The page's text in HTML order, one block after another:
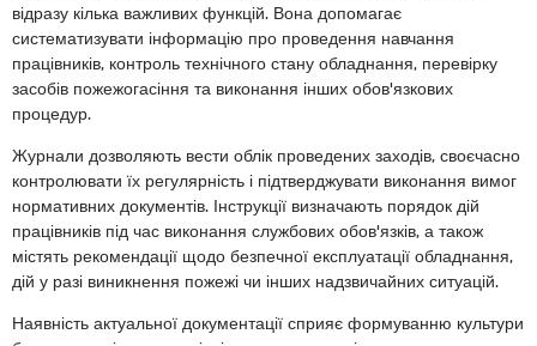
відразу кілька важливих функцій. Вона допомагає
систематизувати інформацію про проведення навчання
працівників, контроль технічного стану обладнання, перевірку
засобів пожежогасіння та виконання інших обов'язкових
процедур.
Журнали дозволяють вести облік проведених заходів, своєчасно
контролювати їх регулярність і підтверджувати виконання вимог
нормативних документів. Інструкції визначають порядок дій
працівників під час виконання службових обов'язків, а також
містять рекомендації щодо безпечної експлуатації обладнання,
дій у разі виникнення пожежі чи інших надзвичайних ситуацій.
Наявність актуальної документації сприяє формуванню культури